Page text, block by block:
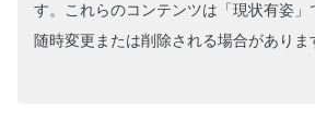
す。これらのコンテンツは「現状有姿」
随時変更または削除される場合がありま